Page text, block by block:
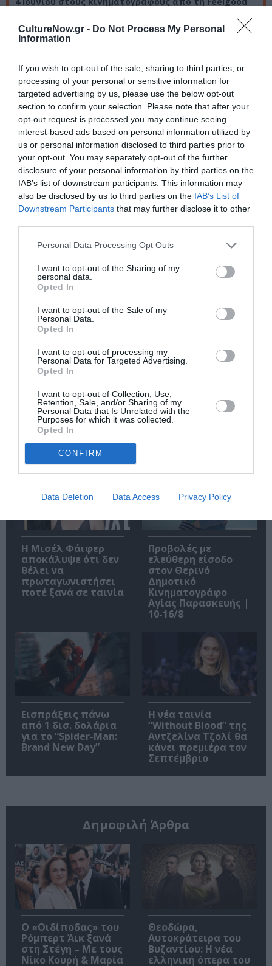
CultureNow.gr - Do Not Process My Personal
Information
If you wish to opt-out of the sale, sharing to third parties, or
processing of your personal or sensitive information for
targeted advertising by us, please use the below opt-out
section to confirm your selection. Please note that after your
opt-out request is processed you may continue seeing
interest-based ads based on personal information utilized by
us or personal information disclosed to third parties prior to
your opt-out. You may separately opt-out of the further
disclosure of your personal information by third parties on the
IAB’s list of downstream participants. This information may
also be disclosed by us to third parties on the IAB’s List of
Downstream Participants that may further disclose it to other
Personal Data Processing Opt Outs
I want to opt-out of the Sharing of my
personal data.
Opted In
I want to opt-out of the Sale of my
Personal Data.
Opted In
I want to opt-out of processing my
Personal Data for Targeted Advertising.
Opted In
I want to opt-out of Collection, Use,
Retention, Sale, and/or Sharing of my
Personal Data that Is Unrelated with the
Purposes for which it was collected.
Opted In
CONFIRM
Data Deletion Data Access Privacy Policy
μάθετε πρώτοι όλες τις ειδήσεις
Δείτε όλα τατελευταία νέαγια την Τέχνη και τον
Πολιτισμό στοCulturenow.gr
Νέοι Διαγωνισμοί❯
Tags
FEELGOOD ENTERTAINMENT
ΚΩΜΩΔΙΑ - ΚΟΜΕΝΤΙ
ΝΕΕΣ ΤΑΙΝΙΕΣ - ΤΑΙΝΙΕΣ ΤΗΣ ΕΒΔΟΜΑΔΑΣ
ΞΕΝΕΣ ΤΑΙΝΙΕΣ
Newsletter
Κάθε βδομάδα στο e-mail σας τα τελευταία νέα για
Σχετικά Άρθρα
Η Μισέλ Φάιφερ
αποκάλυψε ότι δεν
θέλει να
πρωταγωνιστήσει
ποτέ ξανά σε ταινία
Προβολές με
ελεύθερη είσοδο
στον Θερινό
Δημοτικό
Κινηματογράφο
Αγίας Παρασκευής |
10-16/8
Εισπράξεις πάνω
από 1 δισ. δολάρια
για το “Spider-Man:
Brand New Day”
Η νέα ταινία
“Without Blood” της
Αντζελίνα Τζολί θα
κάνει πρεμιέρα τον
Σεπτέμβριο
Δημοφιλή Άρθρα
O «Οιδίποδας» του
Ρόμπερτ Άικ ξανά
στη Στέγη – Με τους
Νίκο Κουρή & Μαρία
Θεοδώρα,
Αυτοκράτειρα του
Βυζαντίου: Η νέα
ελληνική όπερα του